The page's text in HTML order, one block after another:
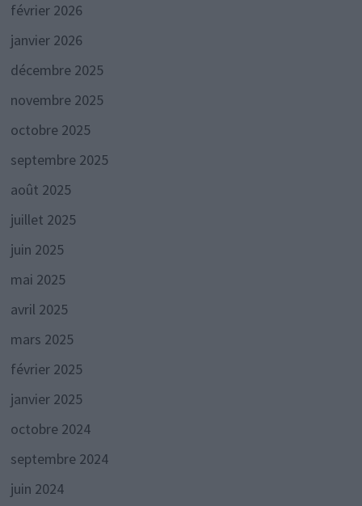
février 2026
janvier 2026
décembre 2025
novembre 2025
octobre 2025
septembre 2025
août 2025
juillet 2025
juin 2025
mai 2025
avril 2025
mars 2025
février 2025
janvier 2025
octobre 2024
septembre 2024
juin 2024